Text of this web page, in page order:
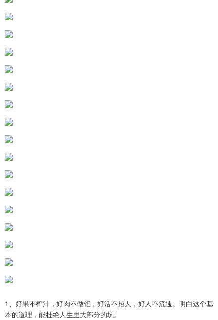
1、好果不榨汁，好肉不做馅，好活不招人，好人不流通。明白这个基
本的道理，能杜绝人生里大部分的坑。